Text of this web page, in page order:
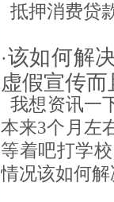
抵押消费贷
·该如何解
虚假宣传
我想资讯一
本来3个月左
等着吧打学
情况该如何